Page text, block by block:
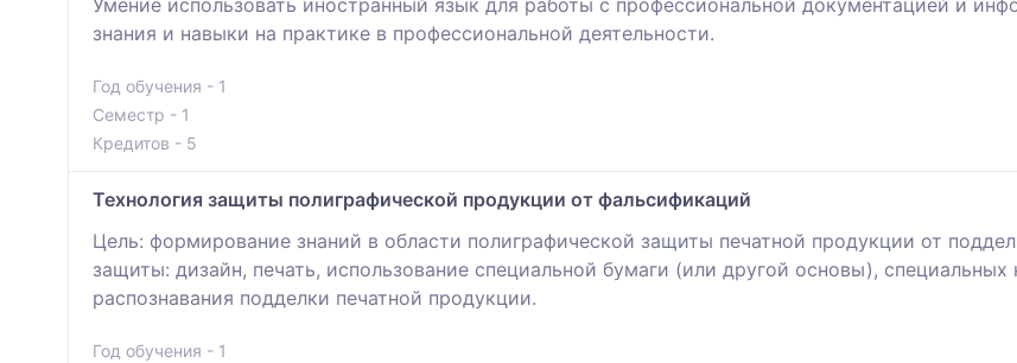
Умение использовать иностранный язык для работы с профессиональной документацией и
знания и навыки на практике в профессиональной деятельности.
Год обучения - 1
Семестр - 1
Кредитов - 5
Технология защиты полиграфической продукции от фальсификаций
Цель: формирование знаний в области полиграфической защиты печатной продукции от
защиты: дизайн, печать, использование специальной бумаги (или другой основы),
распознавания подделки печатной продукции.
Год обучения - 1